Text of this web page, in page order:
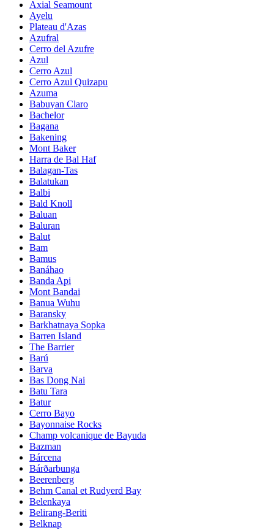
Axial Seamount
Ayelu
Plateau d'Azas
Azufral
Cerro del Azufre
Azul
Cerro Azul
Cerro Azul Quizapu
Azuma
Babuyan Claro
Bachelor
Bagana
Bakening
Mont Baker
Harra de Bal Haf
Balagan-Tas
Balatukan
Balbi
Bald Knoll
Baluan
Baluran
Balut
Bam
Bamus
Banáhao
Banda Api
Mont Bandai
Banua Wuhu
Baransky
Barkhatnaya Sopka
Barren Island
The Barrier
Barú
Barva
Bas Dong Nai
Batu Tara
Batur
Cerro Bayo
Bayonnaise Rocks
Champ volcanique de Bayuda
Bazman
Bárcena
Bárðarbunga
Beerenberg
Behm Canal et Rudyerd Bay
Belenkaya
Belirang-Beriti
Belknap